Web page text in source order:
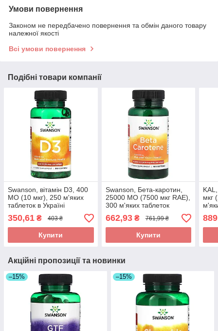
Умови повернення
Законом не передбачено повернення та обмін даного товару
належної якості
Всі умови повернення
Подібні товари компанії
Swanson, вітамін D3, 400
МО (10 мкг), 250 м'яких
таблеток в Україні
оригінал
350,61 ₴ 403 ₴
Купити
Swanson, Бета-каротин,
25000 МО (7500 мкг RAE),
300 м'яких таблеток
оригінал
662,93₴ 761,99 ₴
Купити
мкг
Акційні пропозиції та новинки
–15% –15%